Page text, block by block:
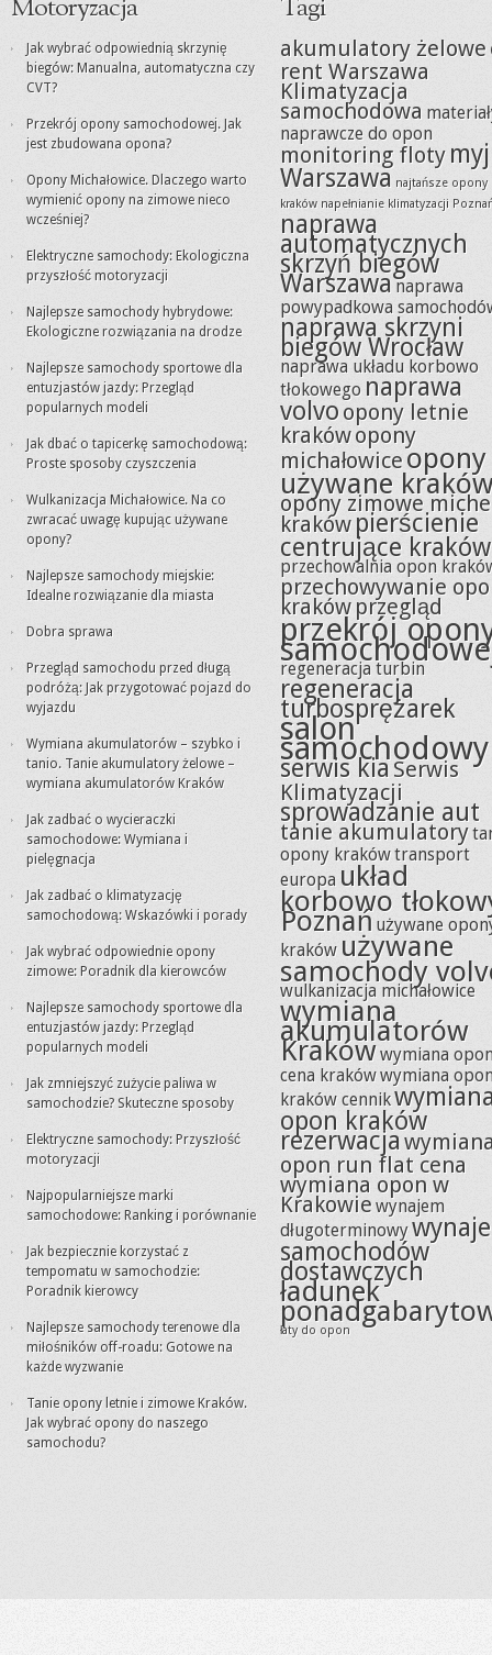
Motoryzacja
Jak wybrać odpowiednią skrzynię
biegów: Manualna, automatyczna czy
CVT?
Przekrój opony samochodowej. Jak
jest zbudowana opona?
Opony Michałowice. Dlaczego warto
wymienić opony na zimowe nieco
wcześniej?
Elektryczne samochody: Ekologiczna
przyszłość motoryzacji
Najlepsze samochody hybrydowe:
Ekologiczne rozwiązania na drodze
Najlepsze samochody sportowe dla
entuzjastów jazdy: Przegląd
popularnych modeli
Jak dbać o tapicerkę samochodową:
Proste sposoby czyszczenia
Wulkanizacja Michałowice. Na co
zwracać uwagę kupując używane
opony?
Najlepsze samochody miejskie:
Idealne rozwiązanie dla miasta
Dobra sprawa
Przegląd samochodu przed długą
podróżą: Jak przygotować pojazd do
wyjazdu
Wymiana akumulatorów – szybko i
tanio. Tanie akumulatory żelowe –
wymiana akumulatorów Kraków
Jak zadbać o wycieraczki
samochodowe: Wymiana i
pielęgnacja
Jak zadbać o klimatyzację
samochodową: Wskazówki i porady
Jak wybrać odpowiednie opony
zimowe: Poradnik dla kierowców
Najlepsze samochody sportowe dla
entuzjastów jazdy: Przegląd
popularnych modeli
Jak zmniejszyć zużycie paliwa w
samochodzie? Skuteczne sposoby
Elektryczne samochody: Przyszłość
motoryzacji
Najpopularniejsze marki
samochodowe: Ranking i porównanie
Jak bezpiecznie korzystać z
tempomatu w samochodzie:
Poradnik kierowcy
Najlepsze samochody terenowe dla
miłośników off-roadu: Gotowe na
każde wyzwanie
Tanie opony letnie i zimowe Kraków.
Jak wybrać opony do naszego
samochodu?
Tagi
akumulatory żelowe
rent Warszawa
Klimatyzacja
samochodowa
naprawcze do opon
monitoring floty
Warszawa najtańsze opony
kraków napełnianie klimatyzacji
naprawa
automatycznych
skrzyń biegów
Warszawa naprawa
powypadkowa
naprawa skrzyni
biegów Wrocław
naprawa układu korbowo
tłokowego naprawa
volvoopony letnie
krakówopony
michałowiceopony
używane
opony zimowe
kraków pierścienie
centrujące kraków
przechowalnia opon
przechowywanie
kraków przegląd
przekrój
regeneracja turbin
regeneracja
turbosprężarek
salon
samochodowy
serwis kiaSerwis
Klimatyzacji
sprowadzanie aut
tanie akumulatory
opony krakówtransport
europa układ
korbowo
Poznań używane
kraków używane
samochody
wulkanizacja michałowice
wymiana
akumulatorów
Krakówwymiana
cena krakówwymiana
kraków cennik
opon kraków
rezerwacja
opon run flat cena
wymiana opon w
Krakowiewynajem
długoterminowy
samochodów
dostawczych
ładunek
łaty do opon